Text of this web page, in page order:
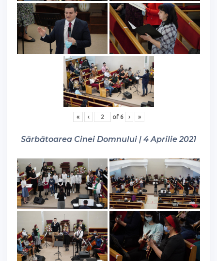
« ‹ of 6 › »
Sărbătoarea Cinei Domnului | 4 Aprilie 2021